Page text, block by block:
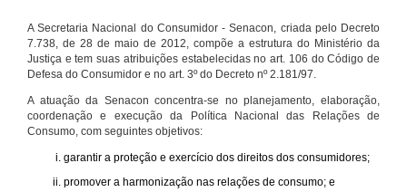
A Secretaria Nacional do Consumidor - Senacon, criada pelo Decreto
7.738, de 28 de maio de 2012, compõe a estrutura do Ministério da
Justiça e tem suas atribuições estabelecidas no art. 106 do Código de
Defesa do Consumidor e no art. 3º do Decreto nº 2.181/97.
A atuação da Senacon concentra-se no planejamento, elaboração,
coordenação e execução da Política Nacional das Relações de
Consumo, com seguintes objetivos:
garantir a proteção e exercício dos direitos dos consumidores;
promover a harmonização nas relações de consumo; e